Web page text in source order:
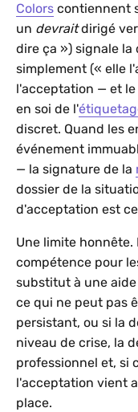
Colors contiennent
un devraitdirigé
dire ça ») signale
simplement (« elle
l'acceptation — et
en soi de l'
discret. Quand les
événement
— la signature de la
dossier de la
d'acceptation est
Une limite
compétence pour
substitut à une
ce qui ne peut pas
persistant, ou si la
niveau de crise, la
professionnel et, si
l'acceptation vient
place.